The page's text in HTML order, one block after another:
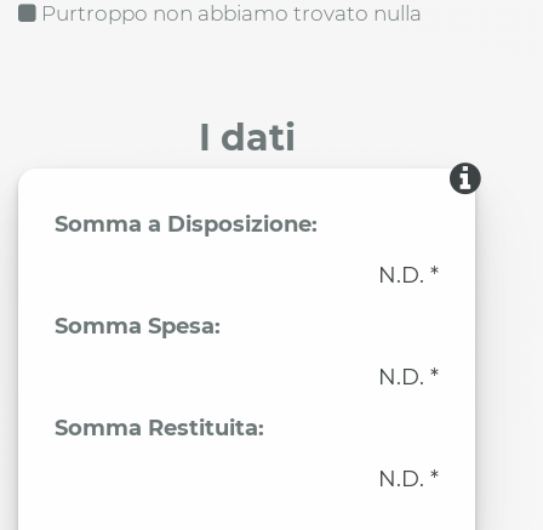
Purtroppo non abbiamo trovato nulla
I dati
Somma a Disposizione:
N.D. *
Somma Spesa:
N.D. *
Somma Restituita:
N.D. *